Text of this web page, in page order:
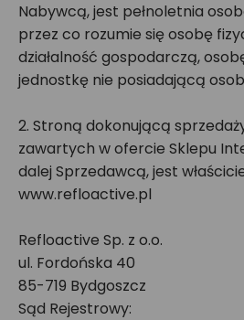
Nabywcą, jest pełnoletnia
przez co rozumie się osobę
działalność gospodarczą,
jednostkę nie posiadającą
2. Stroną dokonującą
zawartych w ofercie Sklepu
dalej Sprzedawcą, jest
www.refloactive.pl
Refloactive Sp. z o.o.
ul. Fordońska 40
85-719 Bydgoszcz
Sąd Rejestrowy: